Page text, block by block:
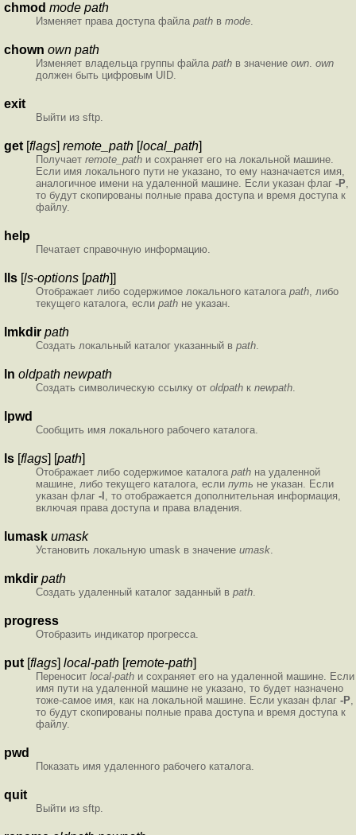
chmod mode path
Изменяет права доступа файла path в mode.
chown own path
Изменяет владельца группы файла path в значение own. own
должен быть цифровым UID.
exit
Выйти из sftp.
get[flags] remote_path [local_path]
Получает remote_path и сохраняет его на локальной машине.
Если имя локального пути не указано, то ему назначается имя,
аналогичное имени на удаленной машине. Если указан флаг -P,
то будут скопированы полные права доступа и время доступа к
файлу.
help
Печатает справочную информацию.
lls [ls-options [path]]
Отображает либо содержимое локального каталога path, либо
текущего каталога, если path не указан.
lmkdir path
Создать локальный каталог указанный в path.
ln oldpath newpath
Создать символическую ссылку от oldpath к newpath.
lpwd
Сообщить имя локального рабочего каталога.
ls [flags] [path]
Отображает либо содержимое каталога path на удаленной
машине, либо текущего каталога, если путь не указан. Если
указан флаг -l , то отображается дополнительная информация,
включая права доступа и права владения.
lumask umask
Установить локальную umask в значение umask.
mkdir path
Создать удаленный каталог заданный в path.
progress
Отобразить индикатор прогресса.
put[flags] local-path [remote-path]
Переносит local-path и сохраняет его на удаленной машине. Если
имя пути на удаленной машине не указано, то будет назначено
тоже-самое имя, как на локальной машине. Если указан флаг -P,
то будут скопированы полные права доступа и время доступа к
файлу.
pwd
Показать имя удаленного рабочего каталога.
quit
Выйти из sftp.